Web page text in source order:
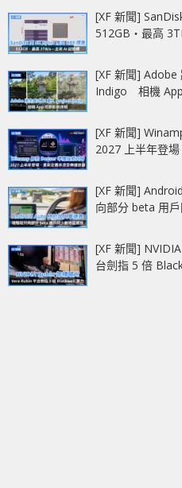
[XF 新聞]
512GB‧最高
[XF 新聞]
Indigo 相機
[XF 新聞]
2027 上半年登
[XF 新聞]
向部分 beta 用
[XF 新聞]
台劍指 5 倍